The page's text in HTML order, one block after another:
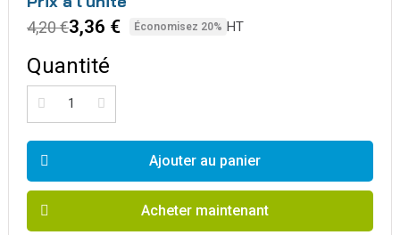
4,20 €3,36 € Économisez 20% HT
Quantité
Ajouter au panier
Acheter maintenant